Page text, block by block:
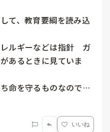
て、教育要綱を読み込
ルギーなどは指針　ガ
あるときに見ていま
命を守るものなので…
いいね